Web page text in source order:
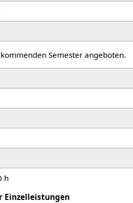
Semester angeboten.
h
Einzelleistungen